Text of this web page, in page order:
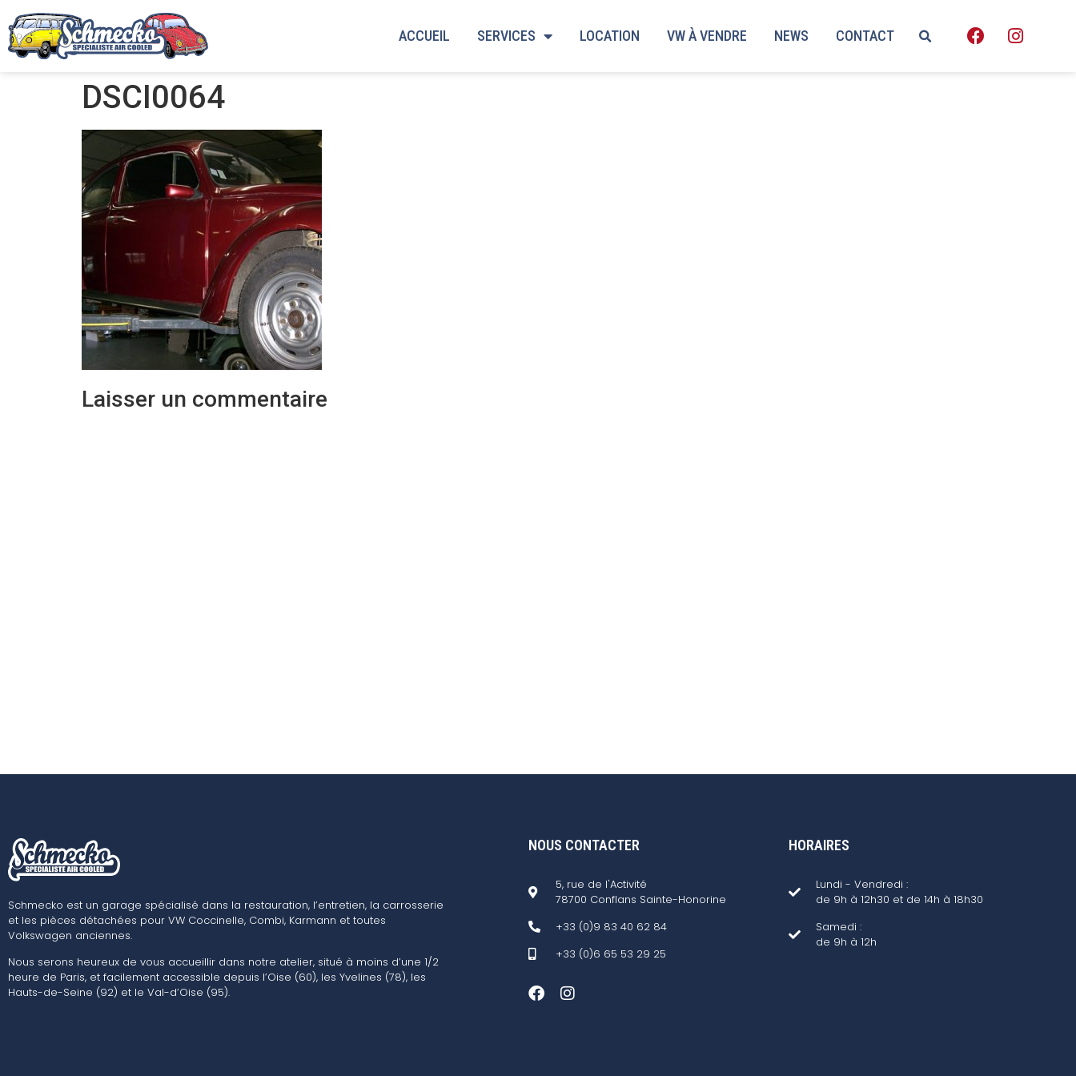
ACCUEIL SERVICES LOCATION VW À VENDRE NEWS CONTACT
DSCI0064
Laisser un commentaire
Schmecko est un garage spécialisé dans la restauration, l’entretien, la carrosserie
et les pièces détachées pour VW Coccinelle, Combi, Karmann et toutes
Volkswagen anciennes.
Nous serons heureux de vous accueillir dans notre atelier, situé à moins d’une 1/2
heure de Paris, et facilement accessible depuis l’Oise (60), les Yvelines (78), les
Hauts-de-Seine (92) et le Val-d’Oise (95).
NOUS CONTACTER
5, rue de l'Activité
78700 Conflans Sainte-Honorine
+33 (0)9 83 40 62 84
+33 (0)6 65 53 29 25
HORAIRES
Lundi - Vendredi :
de 9h à 12h30 et de 14h à 18h30
Samedi :
de 9h à 12h